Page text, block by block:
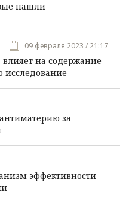
нашли
09 февраля 2023 / 21:17
на содержание
исследование
за
эффективности